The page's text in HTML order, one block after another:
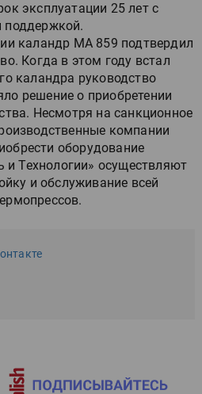
эксплуатации 25 лет с
поддержкой.
каландр МА 859 подтвердил
Когда в этом году встал
каландра руководство
решение о приобретении
Несмотря на санкционное
компании
оборудование
и Технологии» осуществляют
и обслуживание всей